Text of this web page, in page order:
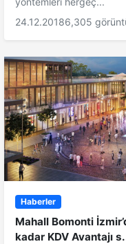
24.12.20186,305
Haberler
Mahall Bomonti
kadar KDV Avantajı